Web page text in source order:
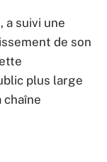
a suivi une
de son
plus large
chaîne